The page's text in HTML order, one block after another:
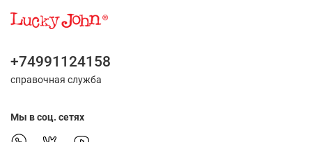
+74991124158
справочная служба
Мы в соц. сетях